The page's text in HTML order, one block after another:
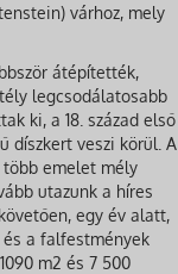
várhoz, mely
átépítették,
legcsodálatosabb
ki, a 18. század első
díszkert veszi körül. A
emelet mély
utazunk a híres
egy év alatt,
a falfestmények
m2 és 7 500